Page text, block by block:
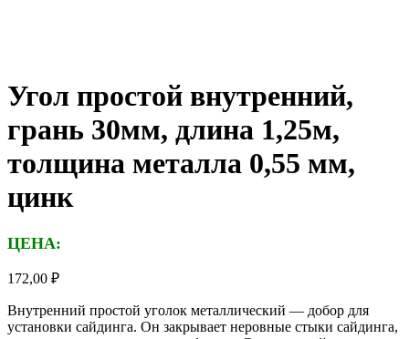
Угол простой внутренний,
грань 30мм, длина 1,25м,
толщина металла 0,55 мм,
цинк
ЦЕНА:
172,00 ₽
Внутренний простой уголок металлический — добор для
установки сайдинга. Он закрывает неровные стыки сайдинга,